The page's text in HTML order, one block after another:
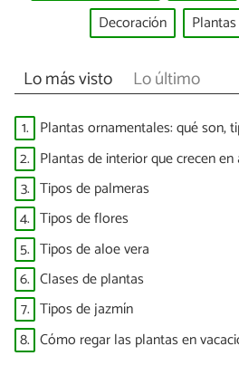
Decoración
Lo más visto Lo último
1. Plantas ornamentales: qué son,
2. Plantas de interior que crecen en
3. Tipos de palmeras
4. Tipos de flores
5. Tipos de aloe vera
6. Clases de plantas
7. Tipos de jazmín
8. Cómo regar las plantas en